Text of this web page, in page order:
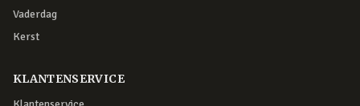
Vaderdag
Kerst
KLANTENSERVICE